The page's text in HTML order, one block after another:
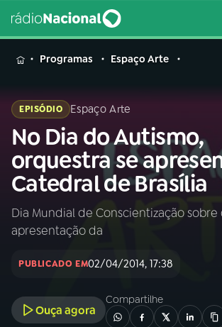
MENU
Buscar
na
Rádio
Nacional
Buscar
AO VIVO
INÍCIO
A RÁDIO
Programas Espaço Arte
EPISÓDIO Espaço Arte
No Dia do Autismo,
orquestra se
Catedral de Brasília
Dia Mundial de Conscientização
apresentação da
PUBLICADO EM02/04/2014, 17:38
Ouça agora
Compartilhe